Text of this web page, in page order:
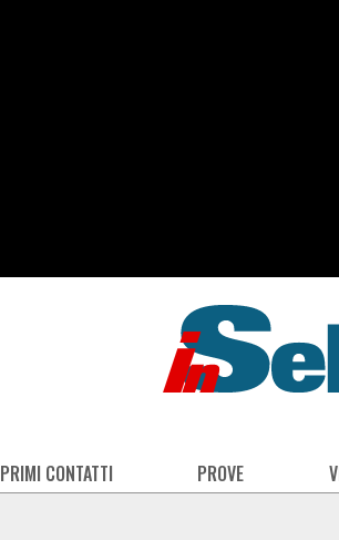
PRIMI CONTATTI PROVE